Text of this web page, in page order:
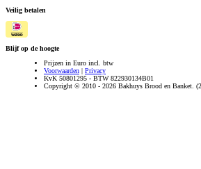
Veilig betalen
Blijf op de hoogte
Prijzen in Euro incl. btw
Voorwaarden | Privacy
KvK 50801295 - BTW 822930134B01
Copyright © 2010 - 2026 Bakhuys Brood en Banket.